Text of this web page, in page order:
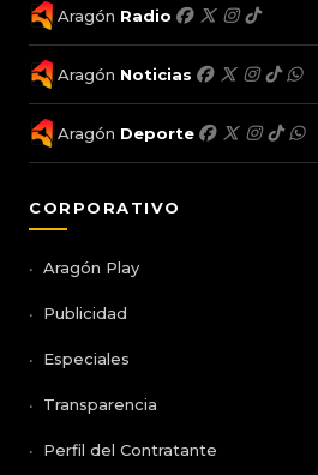
Aragón Radio
Aragón Noticias
Aragón Deporte
CORPORATIVO
Aragón Play
Publicidad
Especiales
Transparencia
Perfil del Contratante